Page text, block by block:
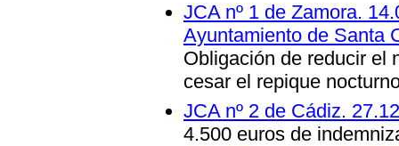
JCA nº 1 de Zamora.
Ayuntamiento de Santa
Obligación de reducir el
cesar el repique
JCA nº 2 de Cádiz.
4.500 euros de